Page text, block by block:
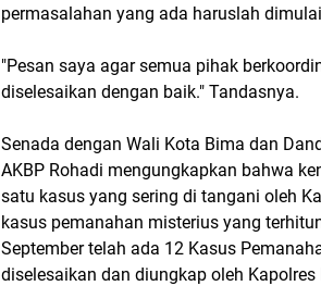
permasalahan yang ada haruslah
"Pesan saya agar semua pihak
diselesaikan dengan baik." Tandasnya.
Senada dengan Wali Kota Bima dan
AKBP Rohadi mengungkapkan bahwa
satu kasus yang sering di tangani oleh
kasus pemanahan misterius yang
September telah ada 12 Kasus
diselesaikan dan diungkap oleh Kapolres